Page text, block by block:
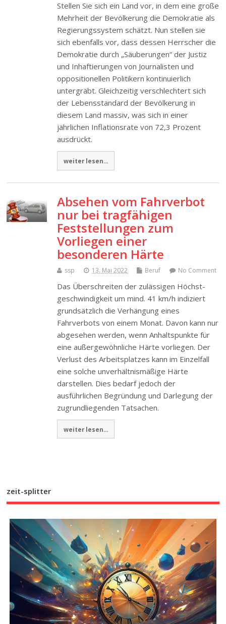
Stellen Sie sich ein Land vor, in dem eine große
Mehrheit der Bevölkerung die Demokratie als
Regierungssystem schätzt. Nun stellen sie
sich ebenfalls vor, dass dessen Herrscher die
Demokratie durch „Säuberungen“ der Justiz
und Inhaftierungen von Journalisten und
oppositionellen Politikern kontinuierlich
untergräbt. Gleichzeitig verschlechtert sich
der Lebensstandard der Bevölkerung in
diesem Land massiv, was sich in einer
jährlichen Inflationsrate von 72,3 Prozent
ausdrückt.
weiter lesen...
Absehen vom Fahrverbot
nur bei tragfähigen
Feststellungen zum
Vorliegen einer
besonderen Härte
ssp 13. Mai 2022 Beruf No Comment
Das Überschreiten der zulässigen Höchst­
geschwindigkeit um mind. 41 km/h indiziert
grundsätzlich die Verhängung eines
Fahrverbots von einem Monat. Davon kann nur
abgesehen werden, wenn Anhaltspunkte für
eine außergewöhnliche Härte vorliegen. Der
Verlust des Arbeitsplatzes kann im Einzelfall
eine solche unverhältnismäßige Härte
darstellen. Dies bedarf jedoch der
ausführlichen Begründung und Darlegung der
zugrundliegenden Tatsachen.
weiter lesen...
zeit-splitter